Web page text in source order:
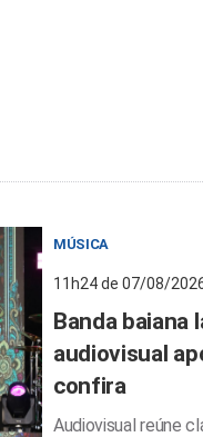
MÚSICA
11h24 de 07/08/
Banda baiana
audiovisual
confira
Audiovisual reúne